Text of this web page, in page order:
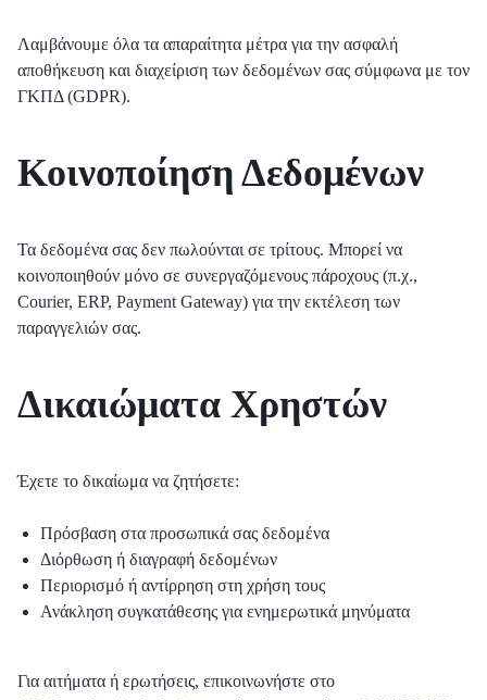
Λαμβάνουμε όλα τα απαραίτητα μέτρα για την ασφαλή
αποθήκευση και διαχείριση των δεδομένων σας σύμφωνα με τον
ΓΚΠΔ (GDPR).
Κοινοποίηση Δεδομένων
Τα δεδομένα σας δεν πωλούνται σε τρίτους. Μπορεί να
κοινοποιηθούν μόνο σε συνεργαζόμενους πάροχους (π.χ.,
Courier, ERP, Payment Gateway) για την εκτέλεση των
παραγγελιών σας.
Δικαιώματα Χρηστών
Έχετε το δικαίωμα να ζητήσετε:
Πρόσβαση στα προσωπικά σας δεδομένα
Διόρθωση ή διαγραφή δεδομένων
Περιορισμό ή αντίρρηση στη χρήση τους
Ανάκληση συγκατάθεσης για ενημερωτικά μηνύματα
Για αιτήματα ή ερωτήσεις, επικοινωνήστε στο